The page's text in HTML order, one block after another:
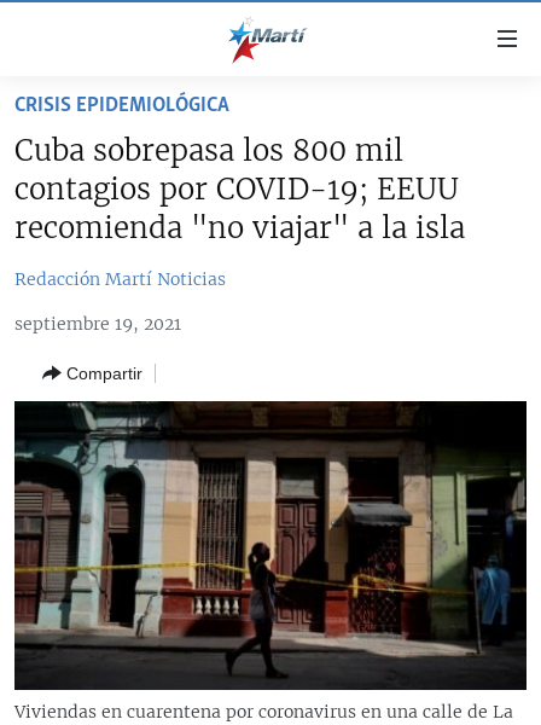
accesibilidad
contenido
principal
navegación
principal
la
búsqueda
SOBRE CUBA
ESTADOS UNIDOS
DEPORTES
ARTE Y ENTRETENIMIENTO
OPINIÓN GRÁFICA
AUDIOVISUALES MARTÍ
RADIO MARTÍ
ESPECIALES
ESPECIALES
LA REALIDAD DE LA VIVIENDA EN CUBA
MULTIMEDIA
EDITORIALES
CRISIS EPIDEMIOLÓGICA
Cuba sobrepasa los 800 mil
contagios por COVID-19; EEUU
recomienda "no viajar" a la isla
Redacción Martí Noticias
septiembre 19, 2021
Compartir
Viviendas en cuarentena por coronavirus en una calle de La